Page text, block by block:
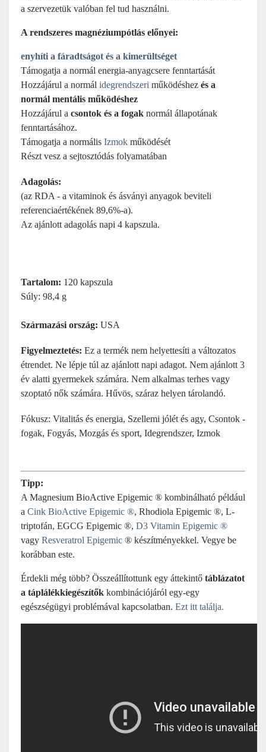
a szervezetük valóban fel tud használni.
A rendszeres magnéziumpótlás előnyei:
enyhíti a fáradtságot és a kimerültséget
Támogatja a normál energia-anyagcsere fenntartását
Hozzájárul a normál idegrendszeri működéshez és a
normál mentális működéshez
Hozzájárul a csontok és a fogak normál állapotának
fenntartásához.
Támogatja a normális Izmok működését
Részt vesz a sejtosztódás folyamatában
Adagolás:
(az RDA - a vitaminok és ásványi anyagok beviteli
referenciaértékének 89,6%-a).
Az ajánlott adagolás napi 4 kapszula.
Tartalom: 120 kapszula
Súly: 98,4 g
Származási ország: USA
Figyelmeztetés: Ez a termék nem helyettesíti a változatos
étrendet. Ne lépje túl az ajánlott napi adagot. Nem ajánlott 3
év alatti gyermekek számára. Nem alkalmas terhes vagy
szoptató nők számára. Hűvös, száraz helyen tárolandó.
Fókusz: Vitalitás és energia, Szellemi jólét és agy, Csontok -
fogak, Fogyás, Mozgás és sport, Idegrendszer, Izmok
Tipp:
A Magnesium BioActive Epigemic ® kombinálható például
a Cink BioActive Epigemic ®, Rhodiola Epigemic ®, L-
triptofán, EGCG Epigemic ®, D3 Vitamin Epigemic ®
vagy Resveratrol Epigemic ® készítményekkel. Vegye be
korábban este.
Érdekli még több? Összeállítottunk egy áttekintő táblázatot
a táplálékkiegészítők kombinációjáról egy-egy
egészségügyi problémával kapcsolatban. Ezt itt találja.